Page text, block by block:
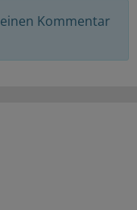
Kommentar